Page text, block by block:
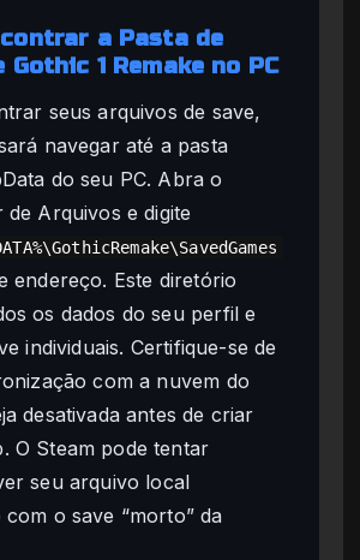
a Pasta de
Gothic 1 Remake no PC
seus arquivos de save,
navegar até a pasta
do seu PC. Abra o
de Arquivos e digite
endereço. Este diretório
os dados do seu perfil e
individuais. Certifique-se de
com a nuvem do
desativada antes de criar
O Steam pode tentar
seu arquivo local
o save “morto” da